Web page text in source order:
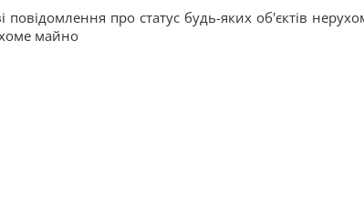
про статус будь-яких об'єктів
майно